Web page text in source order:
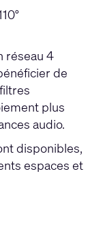
réseau 4
de
plus
audio.
disponibles,
espaces et